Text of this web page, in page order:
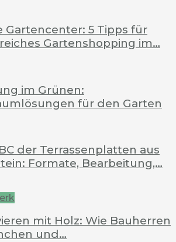
Gartencenter: 5 Tipps für
Gartenshopping im…
im Grünen:
für den Garten
der Terrassenplatten aus
Formate, Bearbeitung,…
mit Holz: Wie Bauherren
und…